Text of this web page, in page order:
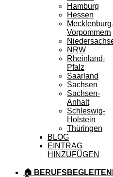
Hamburg
Hessen
Vorpommern
NRW
Rheinland-
Pfalz
Saarland
Sachsen
Sachsen-
Anhalt
Schleswig-
Holstein
Thüringen
BLOG
EINTRAG
HINZUFÜGEN
🏠